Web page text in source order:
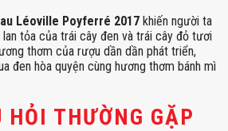
Léoville Poyferré 2017 khiến người ta
tỏa của trái cây đen và trái cây đỏ tươi
thơm của rượu dần dần phát triển,
đen hòa quyện cùng hương thơm bánh mì
HỎI THƯỜNG GẶP